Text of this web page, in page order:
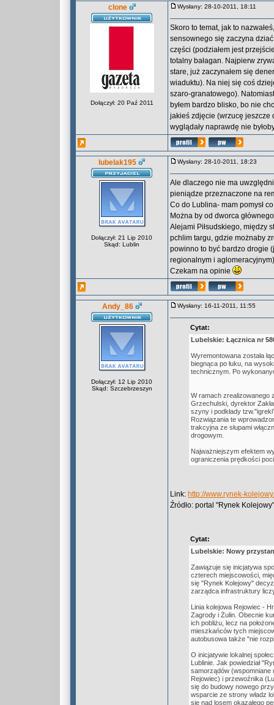
clone
Dołączył: 20 Paź 2011
Wysłany: 28-10-2011, 18:11
Skoro to temat, jak to
sensownego się zaczyna
części (podziałem jest
totalny bałagan. Najpierw
stare, już zaczynałem się
wiaduktu). Na niej się coś
szaro-granatowego).
byłem bardzo blisko, bo nie
jakieś zdjęcie (wrzucę jeszcze
wyglądały naprawdę nie
lubelak195
Dołączył: 21 Lip 2010
Skąd: Lublin
Wysłany: 28-10-2011, 18:23
Ale dlaczego nie ma
pieniądze przeznaczone na
Co do Lublina- mam pomysł
Można by od dworca
Alejami Piłsudskiego, między
pchlim targu, gdzie możnaby
powinno to być bardzo drogie
regionalnym i
Czekam na opinie
Andy_86
Dołączył: 12 Lip 2010
Skąd: Szczebrzeszyn
Wysłany: 16-11-2011, 11:55
Cytat:
Lubelskie: Łącznica nr
Wyremontowana została
biegnąca po łuku, na
technicznym. Po
W ramach zrealizowanego
Grzechulski, dyrektor
szyny i podkłady
Rozwiązania te
trakcyjna ze słupami
drogowym.
Najważniejszym efektem
ograniczenia prędkości
Link: http://www.rynek-
Źródło: portal "Rynek Kolejowy"
Cytat:
Lubelskie: Nowy
Zawiązuje się inicjatywa
czterech miejscowości,
się "Rynek Kolejowy"
zarządca infrastruktury
Linia kolejowa Rejowiec -
Zagrody i Żulin. Obecnie
ich pobliżu, lecz na
mieszkańców tych
autobusowa także "nie
O inicjatywie lokalnej
Lublinie. Jak powiedział
samorządów (wspomniane
Rejowiec) i przewoźnika
się do budowy nowego
wsparcie ze strony władz
się nad losem okazałego